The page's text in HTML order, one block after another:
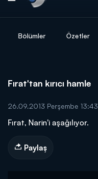
Bölümler Özetler
Fırat'tan kırıcı hamle
26.09.2013 Perşembe 13:43
Fırat, Narin'i aşağılıyor.
Paylaş